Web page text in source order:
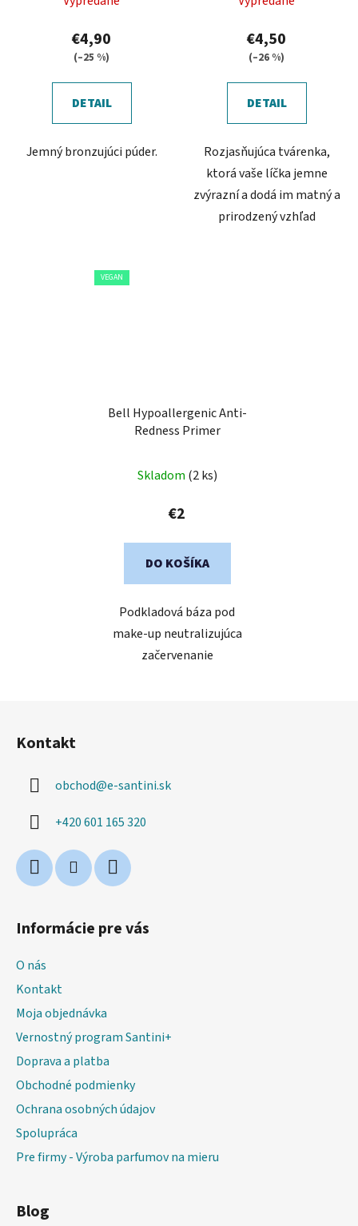
€4,90
(–25 %)
DETAIL
Jemný bronzujúci púder.
€4,50
(–26 %)
DETAIL
Rozjasňujúca tvárenka,
ktorá vaše líčka jemne
zvýrazní a dodá im matný a
prirodzený vzhľad
VEGAN
Bell Hypoallergenic Anti-
Redness Primer
Skladom (2 ks)
€2
DO KOŠÍKA
Podkladová báza pod
make-up neutralizujúca
začervenanie
Kontakt
obchod@e-santini.sk
+420 601 165 320
Informácie pre vás
O nás
Kontakt
Moja objednávka
Vernostný program Santini+
Doprava a platba
Obchodné podmienky
Ochrana osobných údajov
Spolupráca
Pre firmy - Výroba parfumov na mieru
Blog